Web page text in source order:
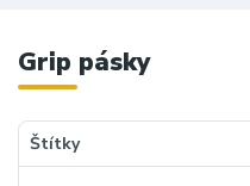
Grip pásky
Štítky